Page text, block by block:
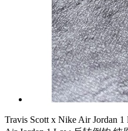
Travis Scott x Nike Air Jordan